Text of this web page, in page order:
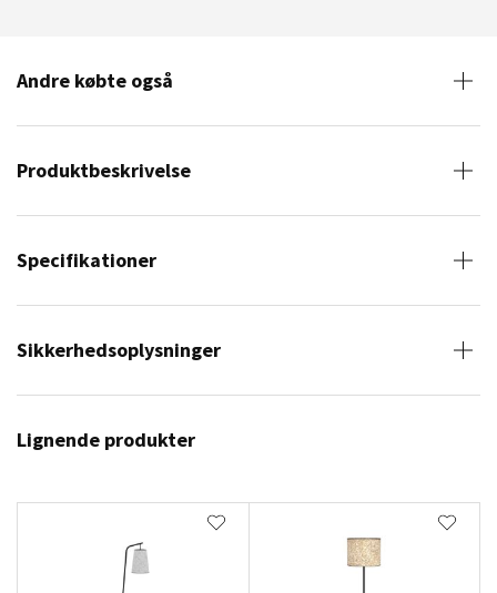
Andre købte også
Produktbeskrivelse
Specifikationer
Sikkerhedsoplysninger
Lignende produkter